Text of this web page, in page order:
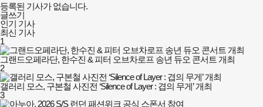
등록된 기사가 없습니다.
글쓰기
인기 기사
최신 기사
1
그랜드오페라단, 한수진 & 피터 오브차로프 송년 듀오 콘서트 개최
2
갤러리 모스, 구본철 사진전 ‘Silence of Layer : 겹의 무게’ 개최
3